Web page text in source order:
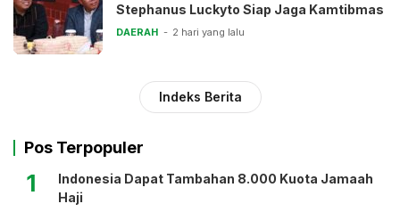
Stephanus Luckyto Siap Jaga Kamtibmas
DAERAH 2 hari yang lalu
Indeks Berita
Pos Terpopuler
1
Indonesia Dapat Tambahan 8.000 Kuota Jamaah
Haji